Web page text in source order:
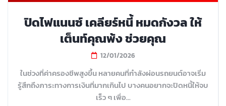
ปิดไฟแนนซ์ เคลียร์หนี้ หมดกังวล ให้
เต็นท์คุณพ้ง ช่วยคุณ
12/01/2026
ในช่วงที่ค่าครองชีพสูงขึ้น หลายคนที่กำลังผ่อนรถยนต์อาจเริ่ม
รู้สึกถึงภาระทางการเงินที่มากเกินไป บางคนอยากจะปิดหนี้ให้จบ
เร็ว ๆ เพื่อ...